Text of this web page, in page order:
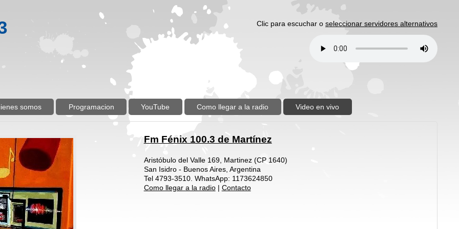
Clic para escuchar o seleccionar servidores alternativos
somos Programacion YouTube Como llegar a la radio Video en vivo
Fm Fénix 100.3 de Martínez
Aristóbulo del Valle 169, Martinez (CP 1640)
San Isidro - Buenos Aires, Argentina
Tel 4793-3510. WhatsApp: 1173624850
Como llegar a la radio| Contacto